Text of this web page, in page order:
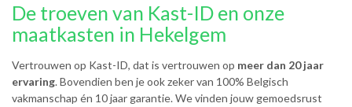
De troeven van Kast-ID en onze
maatkasten in Hekelgem
Vertrouwen op Kast-ID, dat is vertrouwen op meer dan 20 jaar
ervaring. Bovendien ben je ook zeker van 100% Belgisch
vakmanschap én 10 jaar garantie. We vinden jouw gemoedsrust